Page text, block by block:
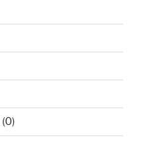
(0)